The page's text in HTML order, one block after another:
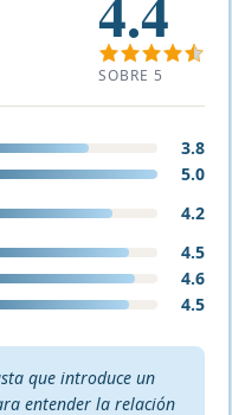
SOBRE 5
3.8
5.0
4.2
4.5
4.6
4.5
que introduce un
entender la relación